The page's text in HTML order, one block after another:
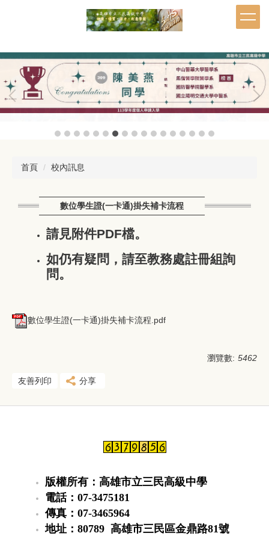
內
區
首頁 校內訊息
數位學生證(一卡通)掛失補卡流程
請見附件PDF檔。
如仍有疑問，請至教務處註冊組詢
問。
數位學生證(一卡通)掛失補卡流程.pdf
瀏覽數: 5462
友善列印 分享
版權所有：高雄市立三民高級中學
電話：07-3475181
傳真：07-3465964
地址：80789 高雄市三民區金鼎路81號